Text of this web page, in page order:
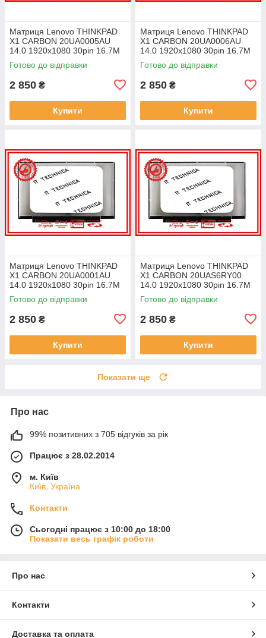
Матриця Lenovo THINKPAD
X1 CARBON 20UA0005AU
14.0 1920x1080 30pin 16.7M
45% NTSC 300 cd/m² для
ноутбука
Готово до відправки
2 850 ₴
Купити
Матриця Lenovo THINKPAD
X1 CARBON 20UA0006AU
14.0 1920x1080 30pin 16.7M
45% NTSC 300 cd/m² для
ноутбука
Готово до відправки
2 850 ₴
Купити
Матриця Lenovo THINKPAD
X1 CARBON 20UA0001AU
14.0 1920x1080 30pin 16.7M
45% NTSC 300 cd/m² для
ноутбука
Готово до відправки
2 850 ₴
Купити
Матриця Lenovo THINKPAD
X1 CARBON 20UAS6RY00
14.0 1920x1080 30pin 16.7M
45% NTSC 300 cd/m² для
ноутбука
Готово до відправки
2 850 ₴
Купити
Показати ще
Про нас
99% позитивних з 705 відгуків за рік
Працює з 28.02.2014
м. Київ
Київ, Україна
Контакти
Сьогодні працює з 10:00 до 18:00
Показати весь графік роботи
Про нас
Контакти
Доставка та оплата